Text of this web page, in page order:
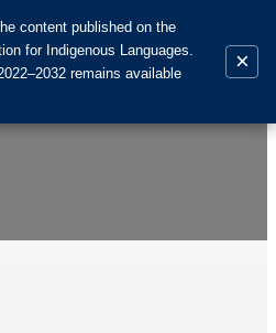
content published on the
for Indigenous Languages.
remains available
×